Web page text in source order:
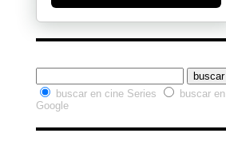
buscar en cine Series
buscar en
Google